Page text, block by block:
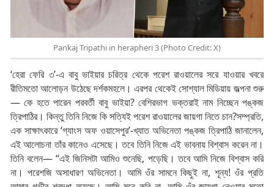
Pankaj Tripathi in herapheri 3 (Photo Credit: X)
‘হেরা ফেরি ৩’-এ বাবু ভাইয়ার চরিত্র থেকে পরেশ রাওয়ালের সরে যাওয়ার খবরে
রীতিমতো আলোড়ন উঠেছে দর্শকমহলে। এরপর থেকেই সোশ্যাল মিডিয়ায় জল্পনা শুরু
— কে হতে পারেন পরবর্তী বাবু ভাইয়া? বেশিরভাগ ভক্তরাই নাম নিচ্ছেন পঙ্কজ
ত্রিপাঠির। কিন্তু তিনি নিজে কি সত্যিই পরেশ রাওয়ালের জায়গা নিতে চান?সম্প্রতি,
এক সাক্ষাৎকারে ‘গ্যাংস অফ ওয়াসেপুর’-খ্যাত অভিনেতা পঙ্কজ ত্রিপাঠি জানালেন,
এই আলোচনা তাঁর কানেও এসেছে। তবে তিনি নিজে এই ভাবনায় বিশ্বাস করেন না।
তিনি বলেন— “এই জিনিসটা আমিও শুনেছি, পড়েছি। তবে আমি নিজে বিশ্বাস করি
না। পরেশজি অসাধারণ অভিনেতা। আমি ওঁর সামনে কিছুই না, শূন্য! ওঁর প্রতি